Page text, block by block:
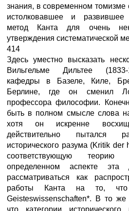
знания, в современном томизме
истолковавшее и развившее
метод Канта для очень
утверждения систематической
414
Здесь уместно высказать
Вильгельме Дильтее
кафедры в Базеле, Киле,
Берлине, где он сменил
профессора философии.
быть в полном смысле слова
хотя он искренне
действительно пытался
исторического разума (Kritik der
соответствующую
определенном аспекте эта
рассматриваться как
работы Канта на то,
Geisteswissenschaften*. В то
что категории